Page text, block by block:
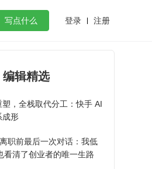
写点什么 登录 注册
flutter
辑精选
，全栈取代分工：快手 AI
成形
职前最后一次对话：我低
看清了创业者的唯一生路